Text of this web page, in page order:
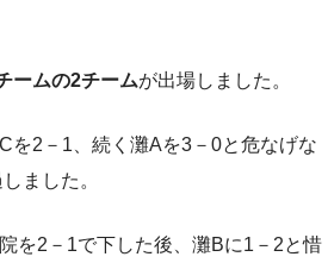
ームの2チームが出場しました。
を2－1、続く灘Aを3－0と危なげな
ました。
を2－1で下した後、灘Bに1－2と惜